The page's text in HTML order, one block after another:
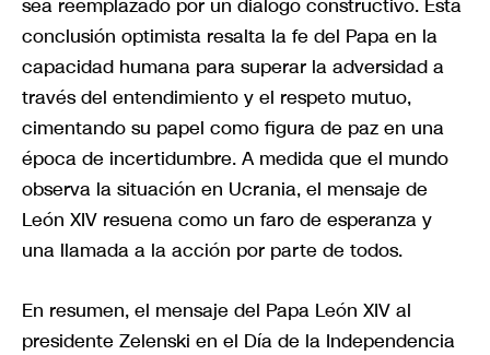
sea reemplazado por un diálogo constructivo. Esta
conclusión optimista resalta la fe del Papa en la
capacidad humana para superar la adversidad a
través del entendimiento y el respeto mutuo,
cimentando su papel como figura de paz en una
época de incertidumbre. A medida que el mundo
observa la situación en Ucrania, el mensaje de
León XIV resuena como un faro de esperanza y
una llamada a la acción por parte de todos.
En resumen, el mensaje del Papa León XIV al
presidente Zelenski en el Día de la Independencia